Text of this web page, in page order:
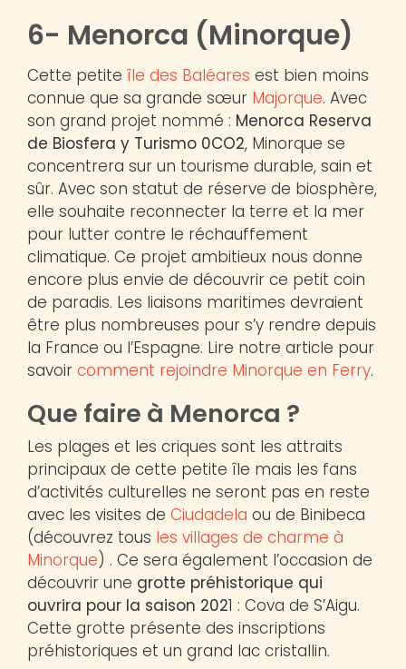
6- Menorca (Minorque)
Cette petite île des Baléares est bien moins
connue que sa grande sœur Majorque. Avec
son grand projet nommé : Menorca Reserva
de Biosfera y Turismo 0CO2, Minorque se
concentrera sur un tourisme durable, sain et
sûr. Avec son statut de réserve de biosphère,
elle souhaite reconnecter la terre et la mer
pour lutter contre le réchauffement
climatique. Ce projet ambitieux nous donne
encore plus envie de découvrir ce petit coin
de paradis. Les liaisons maritimes devraient
être plus nombreuses pour s’y rendre depuis
la France ou l’Espagne. Lire notre article pour
savoir comment rejoindre Minorque en Ferry.
Que faire à Menorca ?
Les plages et les criques sont les attraits
principaux de cette petite île mais les fans
d’activités culturelles ne seront pas en reste
avec les visites de Ciudadela ou de Binibeca
(découvrez tous les villages de charme à
Minorque) . Ce sera également l’occasion de
découvrir une grotte préhistorique qui
ouvrira pour la saison 2021 : Cova de S’Aigu.
Cette grotte présente des inscriptions
préhistoriques et un grand lac cristallin.